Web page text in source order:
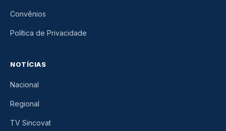
Convênios
Política de Privacidade
NOTÍCIAS
Nacional
Regional
TV Sincovat